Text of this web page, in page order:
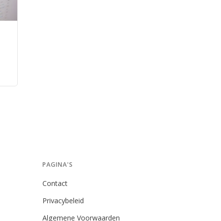
PAGINA'S
Contact
Privacybeleid
Algemene Voorwaarden